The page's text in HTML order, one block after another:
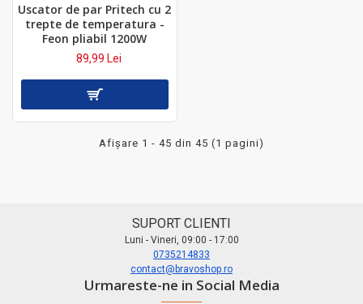
Uscator de par Pritech cu 2
trepte de temperatura -
Feon pliabil 1200W
89,99 Lei
Afişare 1 - 45 din 45 (1 pagini)
SUPORT CLIENTI
Luni - Vineri, 09:00 - 17:00
0735214833
contact@bravoshop.ro
Urmareste-ne in Social Media